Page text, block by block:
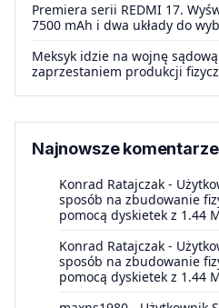
Premiera serii REDMI 17.
7500 mAh i dwa układy do
Meksyk idzie na wojnę
zaprzestaniem produkcji
Najnowsze komentarze
Konrad Ratajczak -
sposób na zbudowanie
pomocą dyskietek z 1.44
Konrad Ratajczak -
sposób na zbudowanie
pomocą dyskietek z 1.44